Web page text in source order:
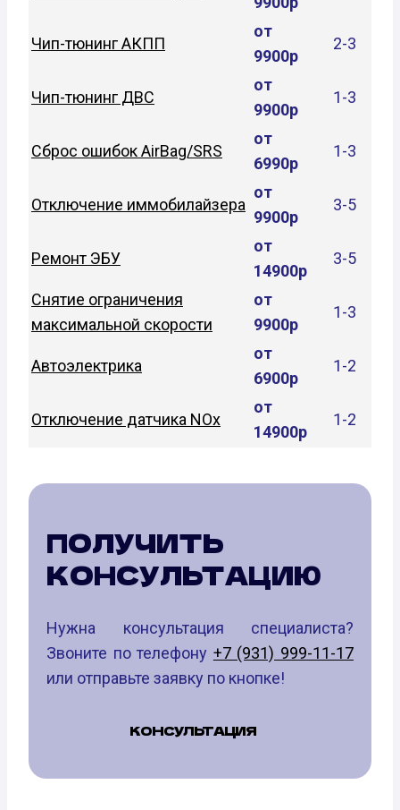
Чип-тюнинг АКПП
от
9900р
2-3
Чип-тюнинг ДВС
от
9900р
1-3
Сброс ошибок AirBag/SRS
от
6990р
1-3
Отключение иммобилайзера
от
9900р
3-5
Ремонт ЭБУ
от
14900р
3-5
Снятие ограничения
максимальной скорости
от
9900р
1-3
Автоэлектрика
от
6900р
1-2
Отключение датчика NOx
от
14900р
1-2
ПОЛУЧИТЬ
КОНСУЛЬТАЦИЮ
Нужна консультация специалиста?
Звоните по телефону +7 (931) 999-11-17
или отправьте заявку по кнопке!
КОНСУЛЬТАЦИЯ